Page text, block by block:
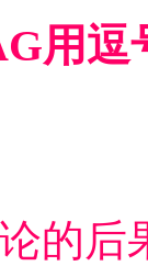
用
的后